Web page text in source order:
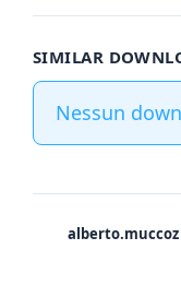
SIMILAR
Nessun
alberto.muccoz